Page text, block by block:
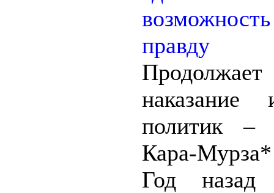
наказание
политик –
Кара-
Год